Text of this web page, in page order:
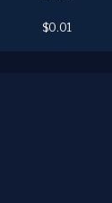
$0.01